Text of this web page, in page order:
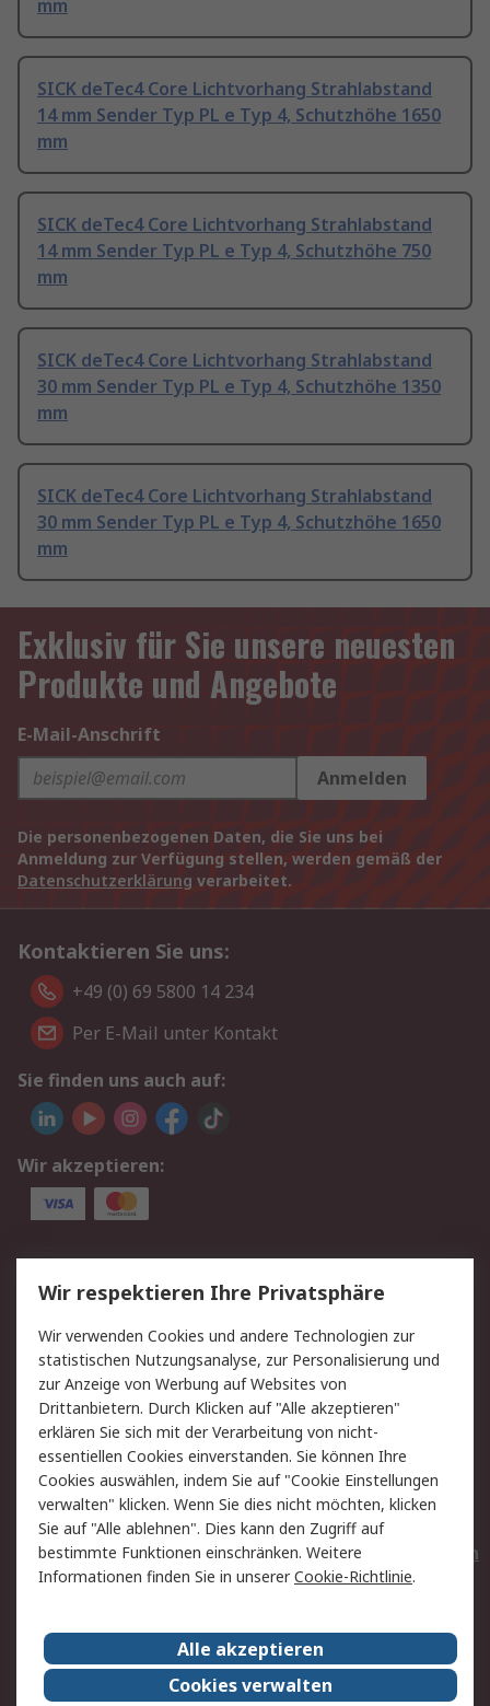
mm
SICK deTec4 Core Lichtvorhang Strahlabstand
14 mm Sender Typ PL e Typ 4, Schutzhöhe 1650
mm
SICK deTec4 Core Lichtvorhang Strahlabstand
14 mm Sender Typ PL e Typ 4, Schutzhöhe 750
mm
SICK deTec4 Core Lichtvorhang Strahlabstand
30 mm Sender Typ PL e Typ 4, Schutzhöhe 1350
mm
SICK deTec4 Core Lichtvorhang Strahlabstand
30 mm Sender Typ PL e Typ 4, Schutzhöhe 1650
mm
Exklusiv für Sie unsere neuesten
Produkte und Angebote
E-Mail-Anschrift
Anmelden
Die personenbezogenen Daten, die Sie uns bei
Anmeldung zur Verfügung stellen, werden gemäß der
Datenschutzerklärung verarbeitet.
Kontaktieren Sie uns:
+49 (0) 69 5800 14 234
Per E-Mail unter Kontakt
Sie finden uns auch auf:
Wir akzeptieren:
Service
Value Added Services
Lieferlösungen
Rücksendungen
Kontakt
Hilfe
Privatkunden
Rechtliches
AGB
Datenschutz
Cookie-Richtlinie
Zahlungsbedingungen
Copyright/Impressum
Entsorgung
Elektrogeräte/Batterien
RS weltweit
Karriere bei RS
Nachhaltigkeit
Wir respektieren Ihre Privatsphäre
Wir verwenden Cookies und andere Technologien zur
statistischen Nutzungsanalyse, zur Personalisierung und
zur Anzeige von Werbung auf Websites von
Drittanbietern. Durch Klicken auf "Alle akzeptieren"
erklären Sie sich mit der Verarbeitung von nicht-
essentiellen Cookies einverstanden. Sie können Ihre
Cookies auswählen, indem Sie auf "Cookie Einstellungen
verwalten" klicken. Wenn Sie dies nicht möchten, klicken
Sie auf "Alle ablehnen". Dies kann den Zugriff auf
bestimmte Funktionen einschränken. Weitere
Informationen finden Sie in unsererCookie-Richtlinie.
Alle akzeptieren
Cookies verwalten